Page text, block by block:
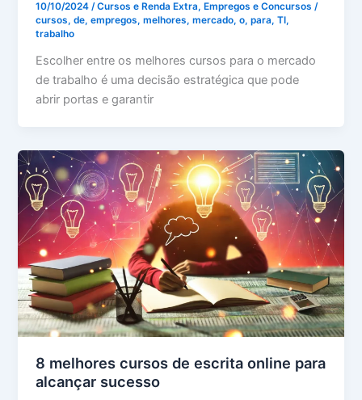
10/10/2024/Cursos e Renda Extra, Empregos e Concursos /
cursos,de,empregos,melhores,mercado,o,para,TI,
trabalho
Escolher entre os melhores cursos para o mercado
de trabalho é uma decisão estratégica que pode
abrir portas e garantir
8 melhores cursos de escrita online para
alcançar sucesso